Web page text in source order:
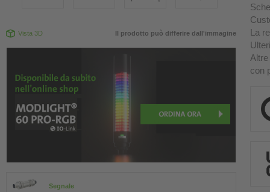
Vista 3D Il prodotto può differire dall'immagine
Segnale
La
con